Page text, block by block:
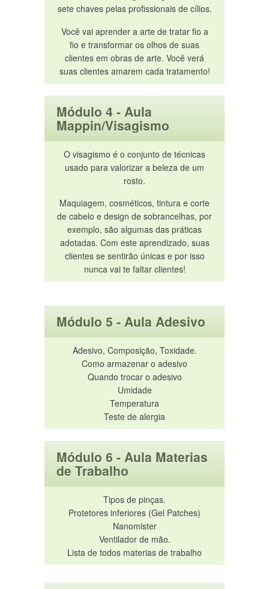
sete chaves pelas profissionais de cílios.
Você vai aprender a arte de tratar fio a
fio e transformar os olhos de suas
clientes em obras de arte. Você verá
suas clientes amarem cada tratamento!
Módulo 4 - Aula
Mappin/Visagismo
O visagismo é o conjunto de técnicas
usado para valorizar a beleza de um
rosto.
Maquiagem, cosméticos, tintura e corte
de cabelo e design de sobrancelhas, por
exemplo, são algumas das práticas
adotadas. Com este aprendizado, suas
clientes se sentirão únicas e por isso
nunca vai te faltar clientes!
Módulo 5 - Aula Adesivo
Adesivo, Composição, Toxidade.
Como armazenar o adesivo
Quando trocar o adesivo
Umidade
Temperatura
Teste de alergia
Módulo 6 - Aula Materias
de Trabalho
Tipos de pinças.
Protetores inferiores (Gel Patches)
Nanomister
Ventilador de mão.
Lista de todos materias de trabalho